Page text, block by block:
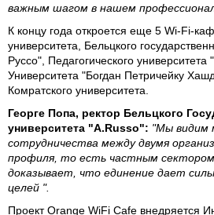
важным шагом в нашем
К концу года откроется еще 5 Wi-Fi-
университета, Бельцкого
Руссо", Педагогического университета
Университета "Богдан Петричейку
Комратского университета.
Георге Попа, ректор Бельцкого
университета "A.Russo": "Мы видим
сотрудничества между двумя
профиля, то есть частным
доказывает, что единение дает
целей ".
Проект Orange WiFi Cafe внедряется